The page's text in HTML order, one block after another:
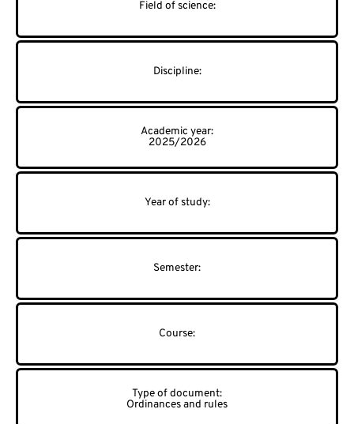
2025/2026
Ordinances and rules